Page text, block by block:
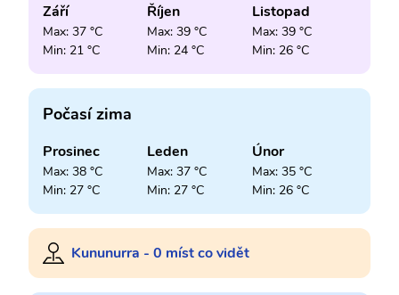
Září
Max: 37 °C
Min: 21 °C
Říjen
Max: 39 °C
Min: 24 °C
Listopad
Max: 39 °C
Min: 26 °C
Počasí zima
Prosinec
Max: 38 °C
Min: 27 °C
Leden
Max: 37 °C
Min: 27 °C
Únor
Max: 35 °C
Min: 26 °C
Kununurra - 0 míst co vidět